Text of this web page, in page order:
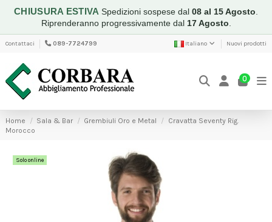
CHIUSURA ESTIVA Spedizioni sospese dal 08 al 15 Agosto
Riprenderanno progressivamente dal 17 Agosto
Contattaci 089-7724799 Italiano Nuovi prodotti
0
Home Sala & Bar Grembiuli Oro e Metal
Cravatta Seventy Rig.
Morocco
Solo online